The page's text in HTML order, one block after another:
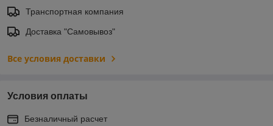
Транспортная компания
Доставка "Самовывоз"
Все условия доставки
Условия оплаты
Безналичный расчет